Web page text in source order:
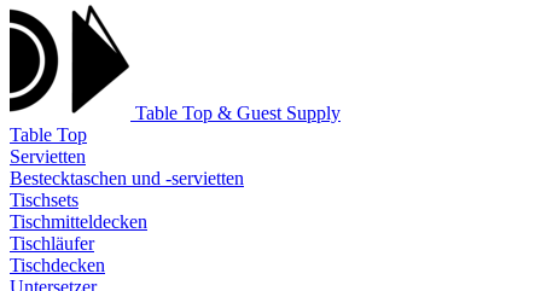
Table Top & Guest Supply
Table Top
Servietten
Bestecktaschen und -servietten
Tischsets
Tischmitteldecken
Tischläufer
Tischdecken